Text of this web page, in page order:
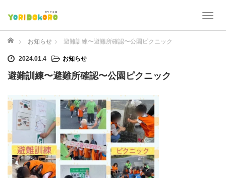
T
ホーム お知らせ 避難訓練〜避難所確認〜公園ピクニック
2024.01.4 お知らせ
避難訓練〜避難所確認〜公園ピクニック